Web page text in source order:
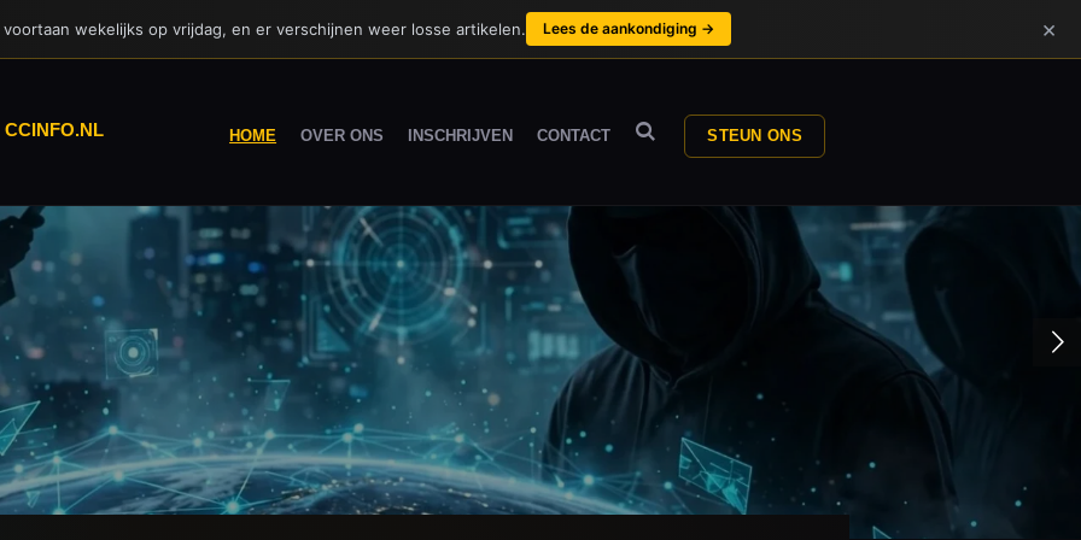
CCINFO.NL HOME OVER ONS INSCHRIJVEN CONTACT STEUN ONS
wekelijks op vrijdag, en er verschijnen weer losse artikelen. Lees de aankondiging → ×